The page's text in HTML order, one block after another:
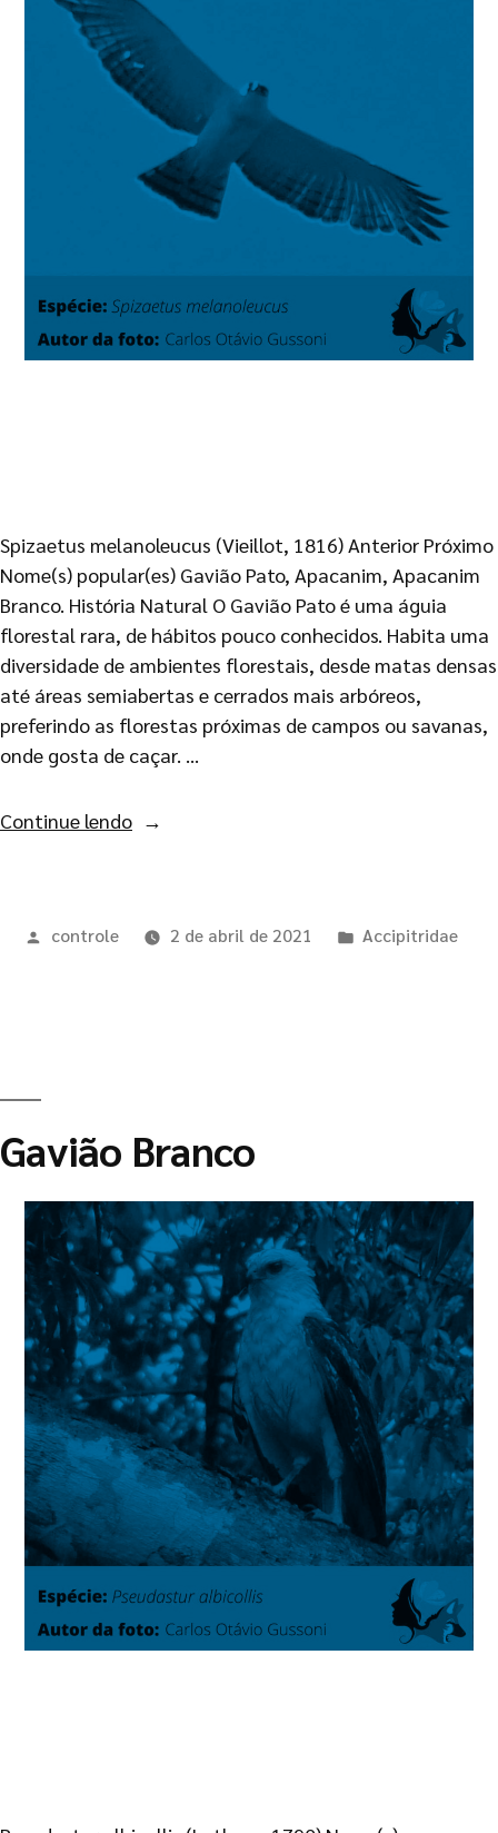
Spizaetus melanoleucus (Vieillot, 1816) Anterior Próximo
Nome(s) popular(es) Gavião Pato, Apacanim, Apacanim
Branco. História Natural O Gavião Pato é uma águia
florestal rara, de hábitos pouco conhecidos. Habita uma
diversidade de ambientes florestais, desde matas densas
até áreas semiabertas e cerrados mais arbóreos,
preferindo as florestas próximas de campos ou savanas,
onde gosta de caçar. …
Continue lendo
controle 2 de abril de 2021 Accipitridae
Gavião Branco